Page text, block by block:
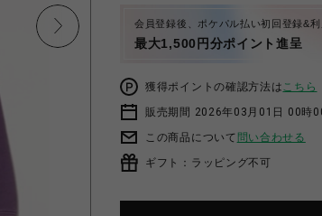
会員登録後、ポケパル払い初回登録&利
最大1,500円分ポイント進呈
獲得ポイントの確認方法はこちら
販売期間 2026年03月01日 00時
この商品について 問い合わせる
ギフト：ラッピング不可